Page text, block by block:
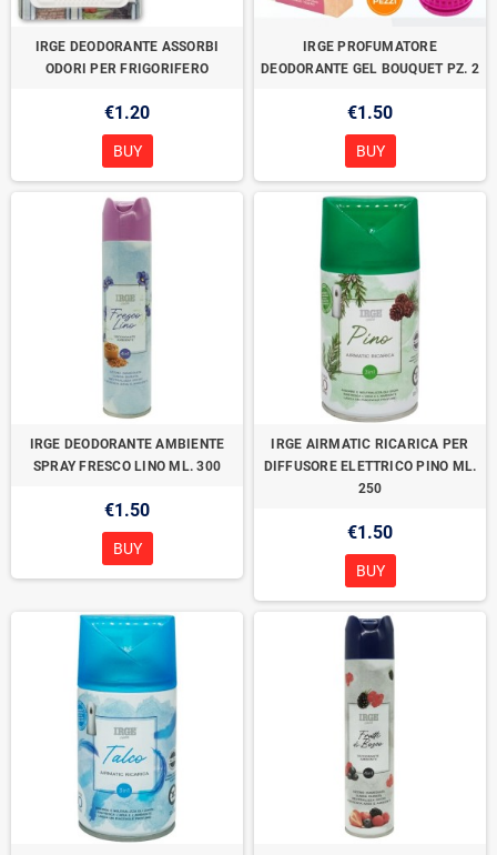
IRGE DEODORANTE ASSORBI
ODORI PER FRIGORIFERO
€1.20
BUY
IRGE PROFUMATORE
DEODORANTE GEL BOUQUET PZ. 2
€1.50
BUY
IRGE DEODORANTE AMBIENTE
SPRAY FRESCO LINO ML. 300
€1.50
BUY
IRGE AIRMATIC RICARICA PER
DIFFUSORE ELETTRICO PINO ML.
250
€1.50
BUY